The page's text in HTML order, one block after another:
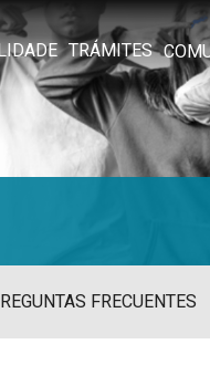
TRÁMITES
FRECUENTES